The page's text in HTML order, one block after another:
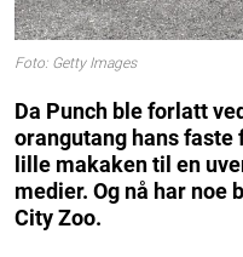
Foto: Getty Images
Da Punch ble forlatt
orangutang hans faste
lille makaken til en
medier. Og nå har noe
City Zoo.